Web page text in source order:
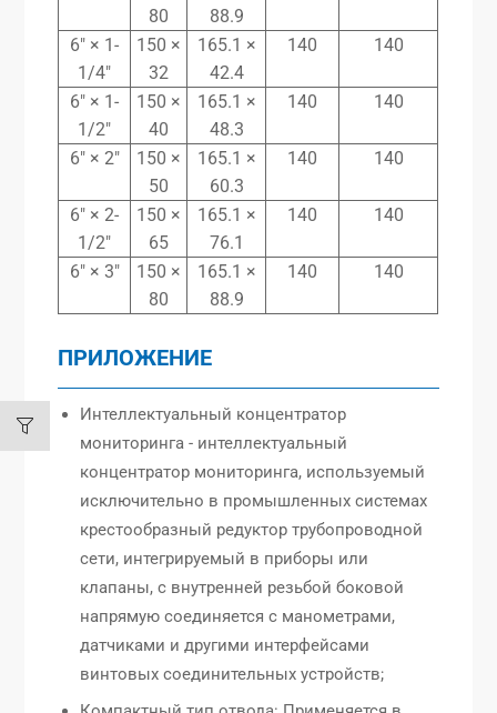
80
88.9
6″ × 1-
1/4″
150 ×
32
165.1 ×
42.4
140 140
6″ × 1-
1/2″
150 ×
40
165.1 ×
48.3
140 140
6″ × 2″
150 ×
50
165.1 ×
60.3
140 140
6″ × 2-
1/2″
150 ×
65
165.1 ×
76.1
140 140
6″ × 3″
150 ×
80
165.1 ×
88.9
140 140
ПРИЛОЖЕНИЕ
Интеллектуальный концентратор
мониторинга - интеллектуальный
концентратор мониторинга, используемый
исключительно в промышленных системах
крестообразный редуктор трубопроводной
сети, интегрируемый в приборы или
клапаны, с внутренней резьбой боковой
напрямую соединяется с манометрами,
датчиками и другими интерфейсами
винтовых соединительных устройств;